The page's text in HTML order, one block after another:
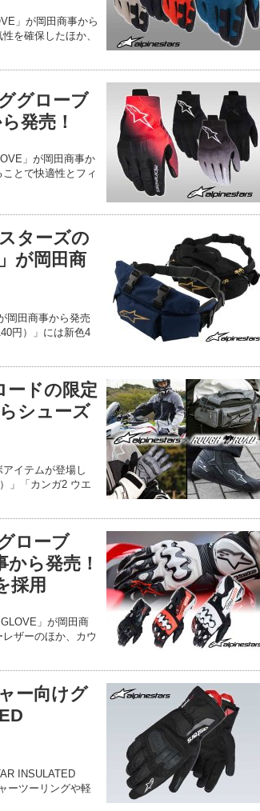
」が岡田商事から
を確保したほか、
グローブ
発売！
」が岡田商事か
とで快適性とフィ
ターズの
が岡田商
岡田商事から発売
円）」には新色4
ードの限定
シューズ
イテムが登場し
」「カンガ2 ウエ
ローブ
から発売！
採用
」が岡田商
ザーのほか、カウ
ー向けグ
INSULATED
ーツーリングや軽